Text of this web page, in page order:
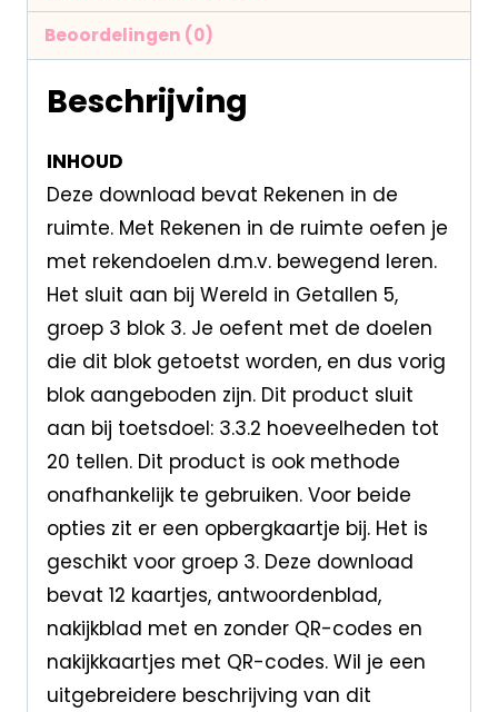
Beoordelingen (0)
Beschrijving
INHOUD
Deze download bevat Rekenen in de
ruimte. Met Rekenen in de ruimte oefen je
met rekendoelen d.m.v. bewegend leren.
Het sluit aan bij Wereld in Getallen 5,
groep 3 blok 3. Je oefent met de doelen
die dit blok getoetst worden, en dus vorig
blok aangeboden zijn. Dit product sluit
aan bij toetsdoel: 3.3.2 hoeveelheden tot
20 tellen. Dit product is ook methode
onafhankelijk te gebruiken. Voor beide
opties zit er een opbergkaartje bij. Het is
geschikt voor groep 3. Deze download
bevat 12 kaartjes, antwoordenblad,
nakijkblad met en zonder QR-codes en
nakijkkaartjes met QR-codes. Wil je een
uitgebreidere beschrijving van dit